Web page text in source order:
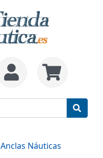
Anclas Náuticas